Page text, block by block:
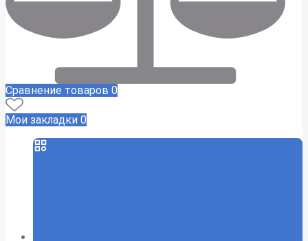
Сравнение товаров 0
Мои закладки 0